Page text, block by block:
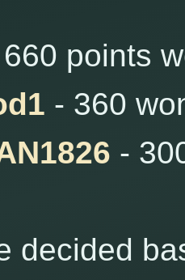
points
- 360
-
decided